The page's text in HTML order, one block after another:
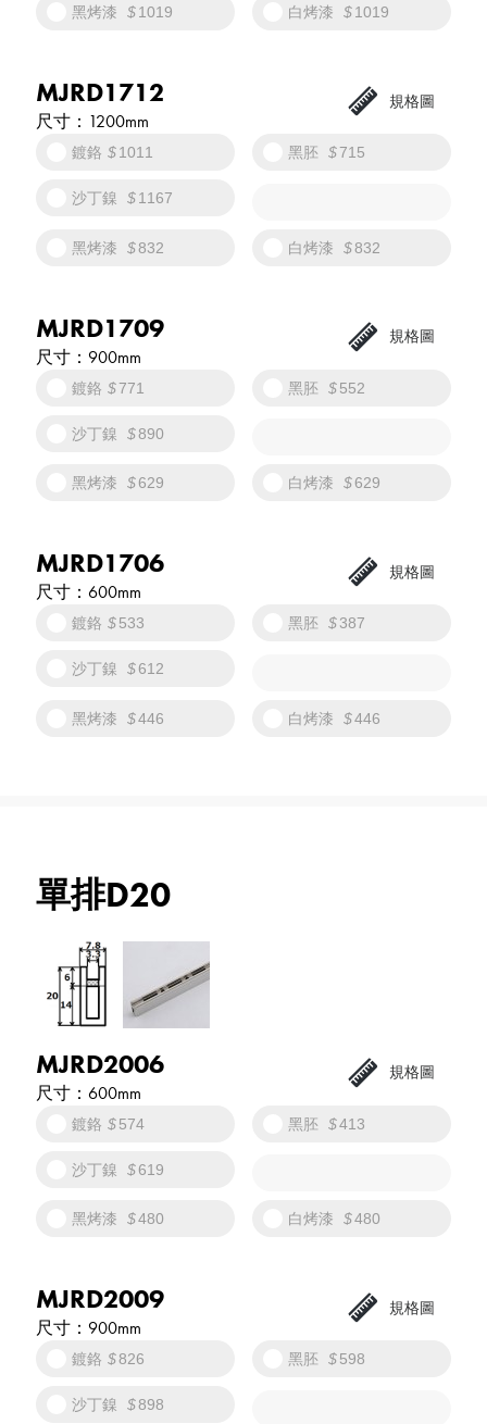
黑烤漆 1019 白烤漆 1019
MJRD1712
1200mm
鍍鉻 1011 黑胚 715
沙丁鎳 1167
黑烤漆 832 白烤漆 832
MJRD1709
900mm
鍍鉻 771 黑胚 552
沙丁鎳 890
黑烤漆 629 白烤漆 629
MJRD1706
600mm
鍍鉻 533 黑胚 387
沙丁鎳 612
黑烤漆 446 白烤漆 446
單排D20
MJRD2006
600mm
鍍鉻 574 黑胚 413
沙丁鎳 619
黑烤漆 480 白烤漆 480
MJRD2009
900mm
鍍鉻 826 黑胚 598
沙丁鎳 898